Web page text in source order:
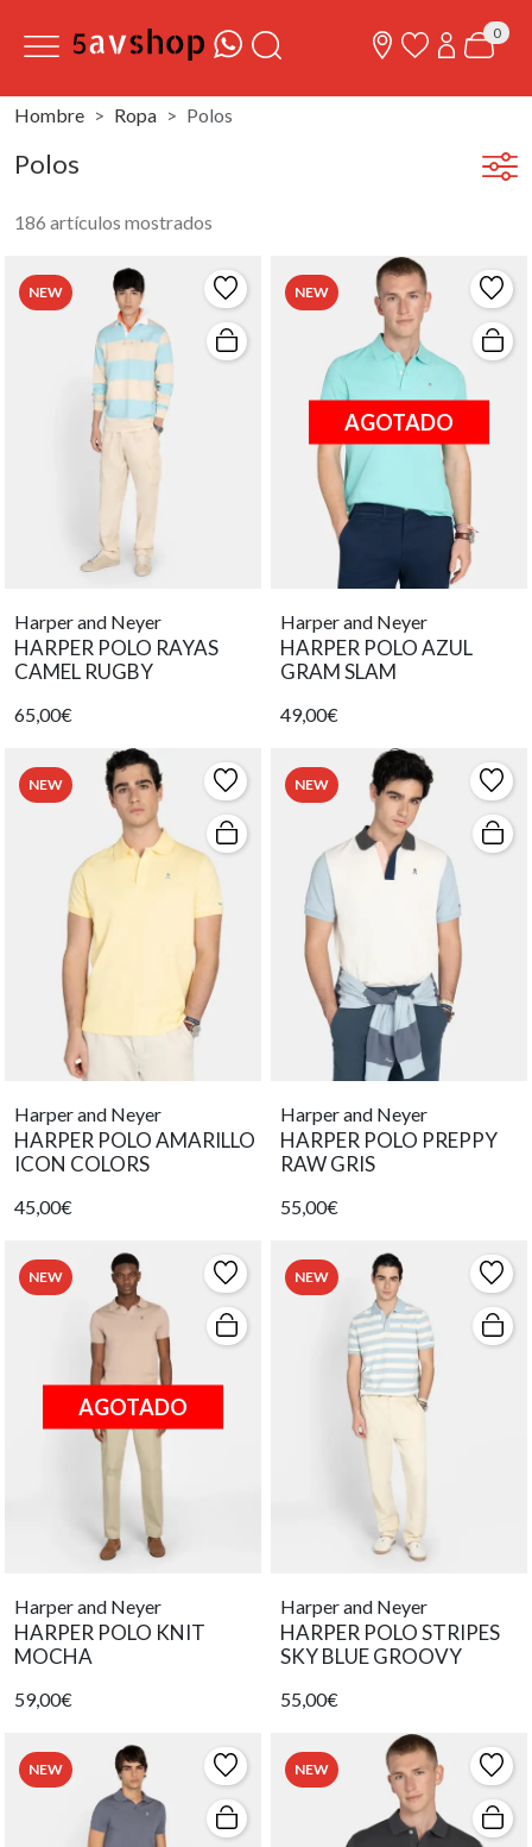
0
Hombre Ropa Polos
Polos
186 artículos mostrados
NEW
Harper and Neyer
HARPER POLO RAYAS
CAMEL RUGBY
65,00€
NEW
AGOTADO
Harper and Neyer
HARPER POLO AZUL
GRAM SLAM
49,00€
NEW
Harper and Neyer
HARPER POLO AMARILLO
ICON COLORS
45,00€
NEW
Harper and Neyer
HARPER POLO PREPPY
RAW GRIS
55,00€
NEW
AGOTADO
Harper and Neyer
HARPER POLO KNIT
MOCHA
59,00€
NEW
Harper and Neyer
HARPER POLO STRIPES
SKY BLUE GROOVY
55,00€
NEW NEW